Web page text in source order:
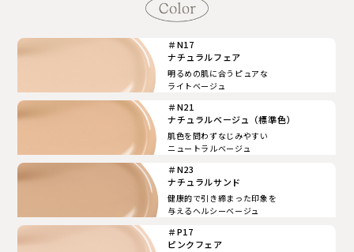
＃N17
ナチュラルフェア
明るめの肌に合うピュアな
ライトベージュ
＃N21
ナチュラルベージュ（標準色）
肌色を問わずなじみやすい
ニュートラルベージュ
＃N23
ナチュラルサンド
健康的で引き締まった印象を
与えるヘルシーベージュ
＃P17
ピンクフェア